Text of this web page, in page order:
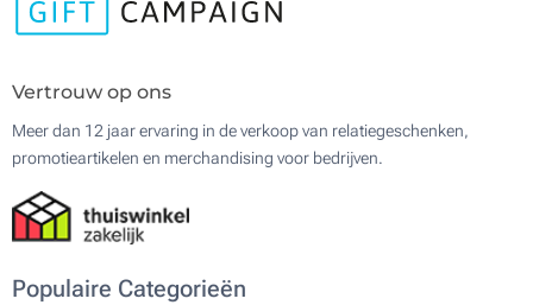
Vertrouw op ons
Meer dan 12 jaar ervaring in de verkoop van relatiegeschenken,
promotieartikelen en merchandising voor bedrijven.
Populaire Categorieën